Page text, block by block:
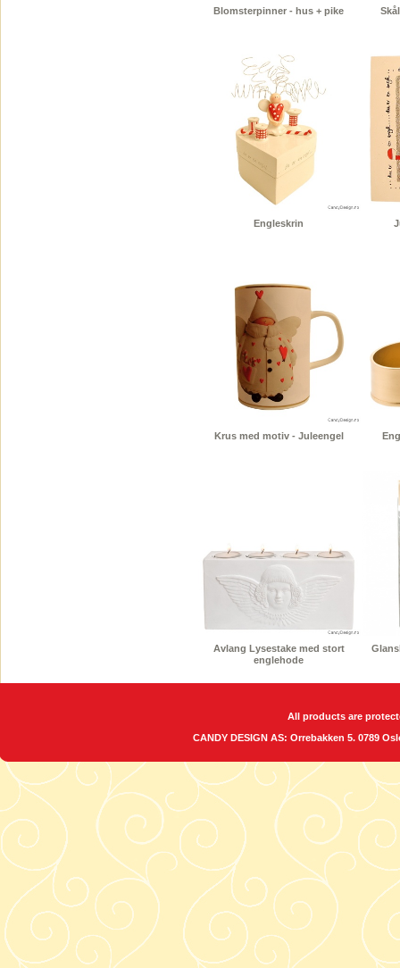
Blomsterpinner - hus + pike
Engleskrin
Krus med motiv - Juleengel
Avlang Lysestake med stort
englehode
All products are
CANDY DESIGN AS: Orrebakken 5. 0789